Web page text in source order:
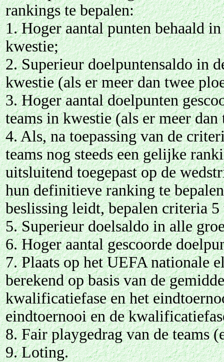
rankings te bepalen:
1. Hoger aantal punten behaald
kwestie;
2. Superieur doelpuntensaldo in
kwestie (als er meer dan twee
3. Hoger aantal doelpunten
teams in kwestie (als er meer
4. Als, na toepassing van de
teams nog steeds een gelijke
uitsluitend toegepast op de
hun definitieve ranking te
beslissing leidt, bepalen criteria
5. Superieur doelsaldo in alle
6. Hoger aantal gescoorde
7. Plaats op het UEFA nationale
berekend op basis van de
kwalificatiefase en het
eindtoernooi en de
8. Fair playgedrag van de teams
9. Loting.